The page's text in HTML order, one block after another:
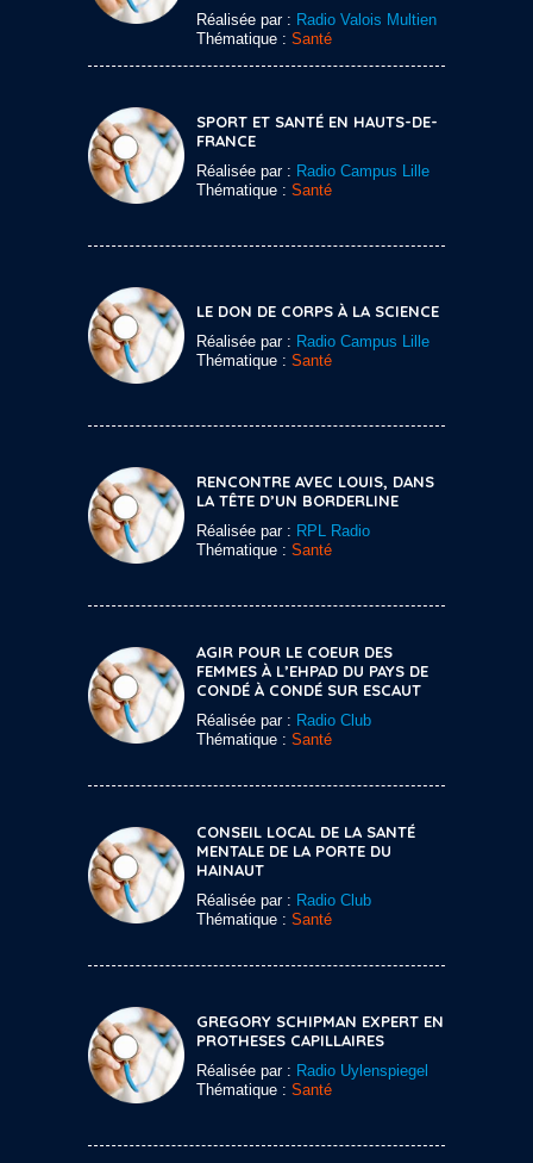
Réalisée par : Radio Valois Multien
Thématique : Santé
SPORT ET SANTÉ EN HAUTS-DE-
FRANCE
Réalisée par : Radio Campus Lille
Thématique : Santé
LE DON DE CORPS À LA SCIENCE
Réalisée par : Radio Campus Lille
Thématique : Santé
RENCONTRE AVEC LOUIS, DANS
LA TÊTE D’UN BORDERLINE
Réalisée par : RPL Radio
Thématique : Santé
AGIR POUR LE COEUR DES
FEMMES À L’EHPAD DU PAYS DE
CONDÉ À CONDÉ SUR ESCAUT
Réalisée par : Radio Club
Thématique : Santé
CONSEIL LOCAL DE LA SANTÉ
MENTALE DE LA PORTE DU
HAINAUT
Réalisée par : Radio Club
Thématique : Santé
GREGORY SCHIPMAN EXPERT EN
PROTHESES CAPILLAIRES
Réalisée par : Radio Uylenspiegel
Thématique : Santé